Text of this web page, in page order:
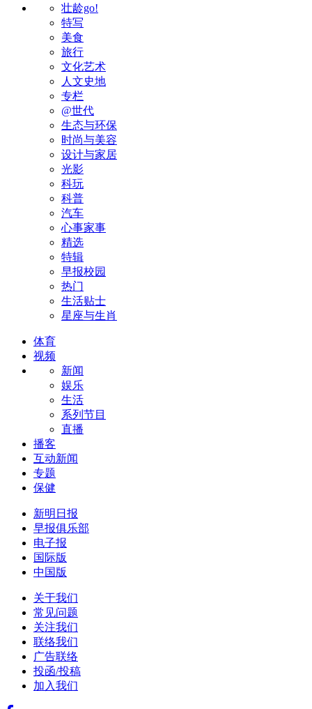
壮龄go!
特写
美食
旅行
文化艺术
人文史地
专栏
@世代
生态与环保
时尚与美容
设计与家居
光影
科玩
科普
汽车
心事家事
精选
特辑
早报校园
热门
生活贴士
星座与生肖
体育
视频
新闻
娱乐
生活
系列节目
直播
播客
互动新闻
专题
保健
新明日报
早报俱乐部
电子报
国际版
中国版
关于我们
常见问题
关注我们
联络我们
广告联络
投函/投稿
加入我们